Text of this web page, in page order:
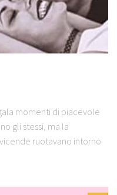
momenti di piacevole
gli stessi, ma la
ruotavano intorno